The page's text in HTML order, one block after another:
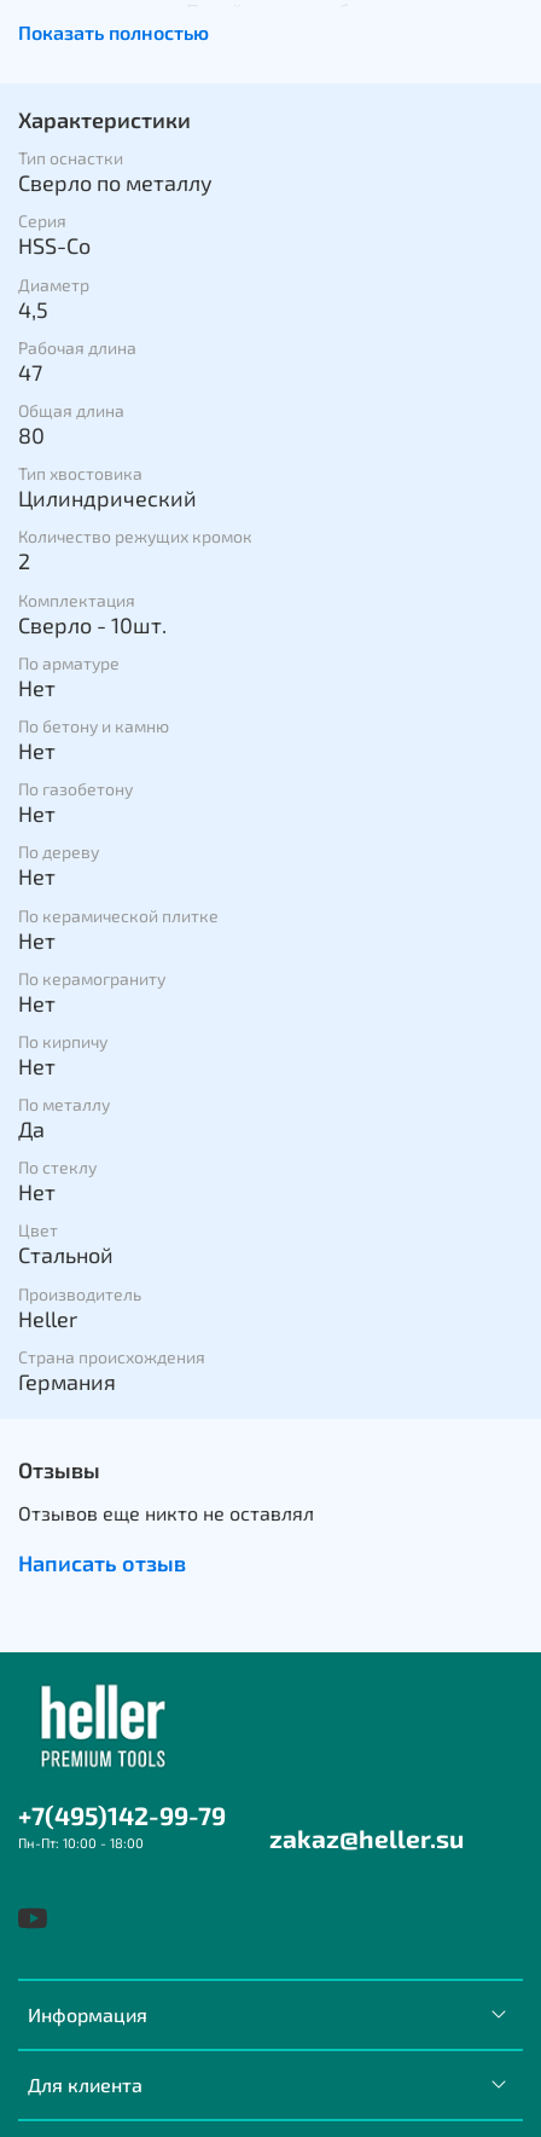
нержавеющей сталью, сплавом хрома и никеля,
изготовляются в соответствии со стандартом DIN 338,
выпускаются с цилиндрическим хвостовиком.
Показать полностью
Характеристики
Тип оснастки
Сверло по металлу
Серия
HSS-Co
Диаметр
4,5
Рабочая длина
47
Общая длина
80
Тип хвостовика
Цилиндрический
Количество режущих кромок
2
Комплектация
Сверло - 10шт.
По арматуре
Нет
По бетону и камню
Нет
По газобетону
Нет
По дереву
Нет
По керамической плитке
Нет
По керамограниту
Нет
По кирпичу
Нет
По металлу
Да
По стеклу
Нет
Цвет
Стальной
Производитель
Heller
Страна происхождения
Германия
Отзывы
Отзывов еще никто не оставлял
Написать отзыв
Информация
Для клиента
+7(495)142-99-79
Пн-Пт: 10:00 - 18:00 zakaz@heller.su